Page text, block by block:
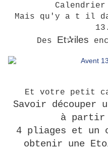
Mais qu'y a t il
Des Et✰iles
Et votre petit
Savoir découper
à partir
4 pliages et un
obtenir une